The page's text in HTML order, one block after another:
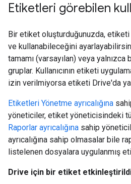
Etiketleri görebilen
Bir etiket oluşturduğunuzda,
ve kullanabileceğini
tamamı (varsayılan) veya yalnızca
gruplar. Kullanıcının etiketi
izin verilmiyorsa etiketi Drive'da
Etiketleri Yönetme ayrıcalığına
yöneticiler, etiket yöneticisindeki
Raporlar ayrıcalığına sahip
ayrıcalığına sahip olmasalar bile
listelenen dosyalara uygulanmış
Drive için bir etiket